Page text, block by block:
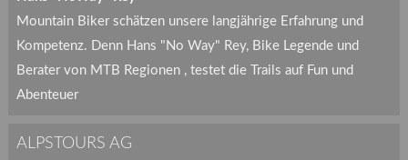
Mountain Biker schätzen unsere langjährige Erfahrung und
Kompetenz. Denn Hans "No Way" Rey, Bike Legende und
Berater von MTB Regionen , testet die Trails auf Fun und
Abenteuer
ALPSTOURS AG